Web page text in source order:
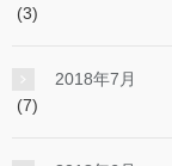
(3)
2018年7月
(7)